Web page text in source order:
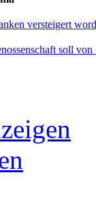
versteigert
soll